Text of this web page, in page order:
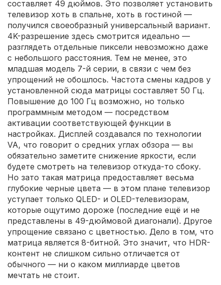
составляет 49 дюймов. Это позволяет установить
телевизор хоть в спальне, хоть в гостиной —
получился своеобразный универсальный вариант.
4K-разрешение здесь смотрится идеально —
разглядеть отдельные пиксели невозможно даже
с небольшого расстояния. Тем не менее, это
младшая модель 7-й серии, в связи с чем без
упрощений не обошлось. Частота смены кадров у
установленной сюда матрицы составляет 50 Гц.
Повышение до 100 Гц возможно, но только
программным методом — посредством
активации соответствующей функции в
настройках. Дисплей создавался по технологии
VA, что говорит о средних углах обзора — вы
обязательно заметите снижение яркости, если
будете смотреть на телевизор откуда-то сбоку.
Но зато такая матрица предоставляет весьма
глубокие черные цвета — в этом плане телевизор
уступает только QLED- и OLED-телевизорам,
которые ощутимо дороже (последние ещё и не
представлены в 49-дюймовой диагонали). Другое
упрощение связано с цветностью. Дело в том, что
матрица является 8-битной. Это значит, что HDR-
контент не слишком сильно отличается от
обычного — ни о каком миллиарде цветов
мечтать не стоит.